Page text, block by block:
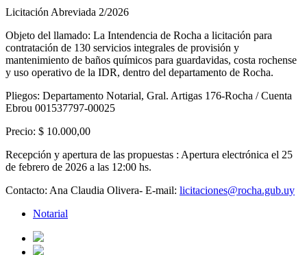
Licitación Abreviada 2/2026
Objeto del llamado: La Intendencia de Rocha a licitación para
contratación de 130 servicios integrales de provisión y
mantenimiento de baños químicos para guardavidas, costa rochense
y uso operativo de la IDR, dentro del departamento de Rocha.
Pliegos: Departamento Notarial, Gral. Artigas 176-Rocha / Cuenta
Ebrou 001537797-00025
Precio: $ 10.000,00
Recepción y apertura de las propuestas : Apertura electrónica el 25
de febrero de 2026 a las 12:00 hs.
Contacto: Ana Claudia Olivera- E-mail: licitaciones@rocha.gub.uy
Notarial